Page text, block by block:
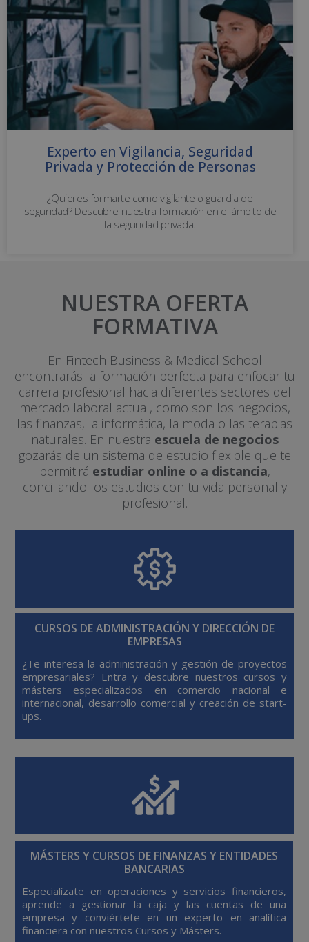
Experto en Vigilancia, Seguridad
Privada y Protección de Personas
¿Quieres formarte como vigilante o guardia de
seguridad? Descubre nuestra formación en el ámbito de
la seguridad privada.
NUESTRA OFERTA
FORMATIVA
En Fintech Business & Medical School
encontrarás la formación perfecta para enfocar tu
carrera profesional hacia diferentes sectores del
mercado laboral actual, como son los negocios,
las finanzas, la informática, la moda o las terapias
naturales. En nuestra escuela de negocios
gozarás de un sistema de estudio flexible que te
permitirá estudiar online o a distancia,
conciliando los estudios con tu vida personal y
profesional.
CURSOS DE ADMINISTRACIÓN Y DIRECCIÓN DE
EMPRESAS
¿Te interesa la administración y gestión de proyectos
empresariales? Entra y descubre nuestros cursos y
másters especializados en comercio nacional e
internacional, desarrollo comercial y creación de start-
ups.
MÁSTERS Y CURSOS DE FINANZAS Y ENTIDADES
BANCARIAS
Especialízate en operaciones y servicios financieros,
aprende a gestionar la caja y las cuentas de una
empresa y conviértete en un experto en analítica
financiera con nuestros Cursos y Másters.